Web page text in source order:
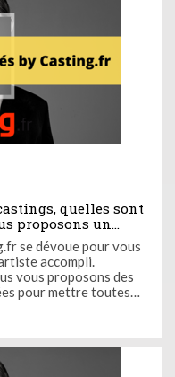
quelles sont
proposons un
pour déterminer
se dévoue pour vous
accompli.
vous proposons des
pour mettre toutes
est-il